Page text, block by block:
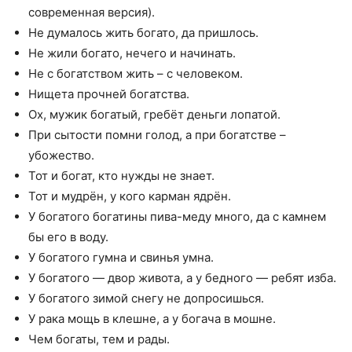
современная версия).
Не думалось жить богато, да пришлось.
Не жили богато, нечего и начинать.
Не с богатством жить – с человеком.
Нищета прочней богатства.
Ох, мужик богатый, гребёт деньги лопатой.
При сытости помни голод, а при богатстве –
убожество.
Тот и богат, кто нужды не знает.
Тот и мудрён, у кого карман ядрён.
У богатого богатины пива-меду много, да с камнем
бы его в воду.
У богатого гумна и свинья умна.
У богатого — двор живота, а у бедного — ребят изба.
У богатого зимой снегу не допросишься.
У рака мощь в клешне, а у богача в мошне.
Чем богаты, тем и рады.